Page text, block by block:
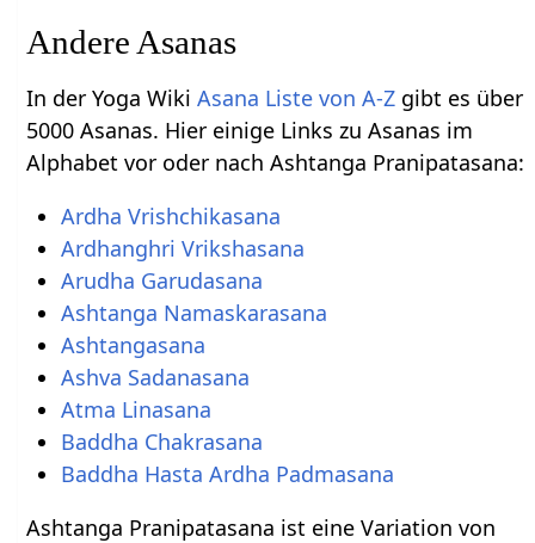
Andere Asanas
In der Yoga WikiAsana Liste von A-Z gibt es über
5000 Asanas. Hier einige Links zu Asanas im
Alphabet vor oder nach Ashtanga Pranipatasana:
Ardha Vrishchikasana
Ardhanghri Vrikshasana
Arudha Garudasana
Ashtanga Namaskarasana
Ashtangasana
Ashva Sadanasana
Atma Linasana
Baddha Chakrasana
Baddha Hasta Ardha Padmasana
Ashtanga Pranipatasana ist eine Variation von